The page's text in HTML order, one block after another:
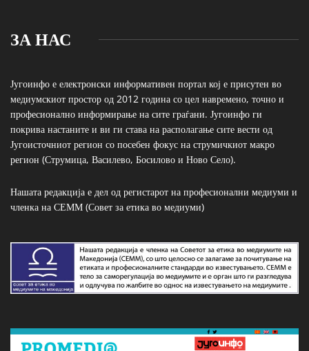
ЗА НАС
Југоинфо е електронски информативен портал кој е присутен во
медиумскиот простор од 2012 година со цел навремено, точно и
професионално информирање на сите граѓани. Југоинфо ги
покрива настаните и ви ги става на располагање сите вести од
Југоисточниот регион со посебен фокус на струмичкиот макро
регион (Струмица, Василево, Босилово и Ново Село).
Нашата редакција е дел од регистарот на професионални медиуми и
членка на СЕММ (Совет за етика во медиуми)